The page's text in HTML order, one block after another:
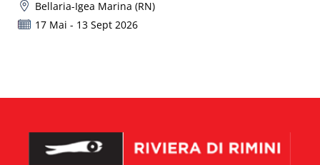
Bellaria-Igea Marina (RN)
17 Mai - 13 Sept 2026